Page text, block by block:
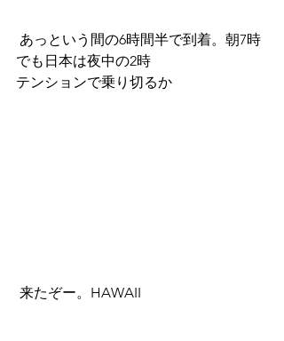
でも日本は夜中の2時
テンションで乗り切るか
来たぞー。HAWAII